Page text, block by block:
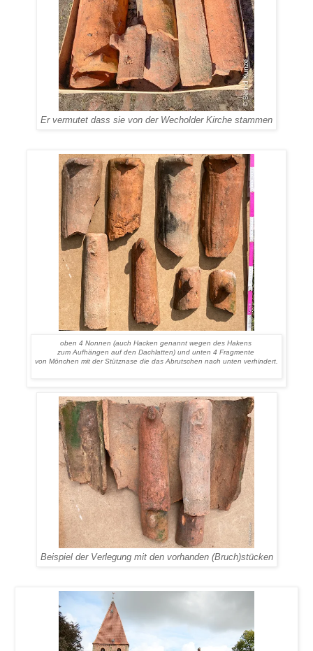
Er vermutet dass sie von der Wecholder Kirche stammen
oben 4 Nonnen (auch Hacken genannt wegen des Hakens
zum Aufhängen auf den Dachlatten) und unten 4 Fragmente
von Mönchen mit der Stütznase die das Abrutschen nach unten verhindert.
Beispiel der Verlegung mit den vorhanden (Bruch)stücken